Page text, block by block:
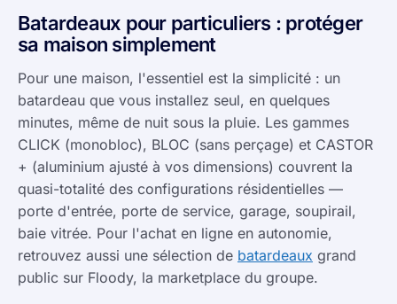
Batardeaux pour particuliers : protéger
sa maison simplement
Pour une maison, l'essentiel est la simplicité : un
batardeau que vous installez seul, en quelques
minutes, même de nuit sous la pluie. Les gammes
CLICK (monobloc), BLOC (sans perçage) et CASTOR
+ (aluminium ajusté à vos dimensions) couvrent la
quasi-totalité des configurations résidentielles —
porte d'entrée, porte de service, garage, soupirail,
baie vitrée. Pour l'achat en ligne en autonomie,
retrouvez aussi une sélection de batardeaux grand
public sur Floody, la marketplace du groupe.